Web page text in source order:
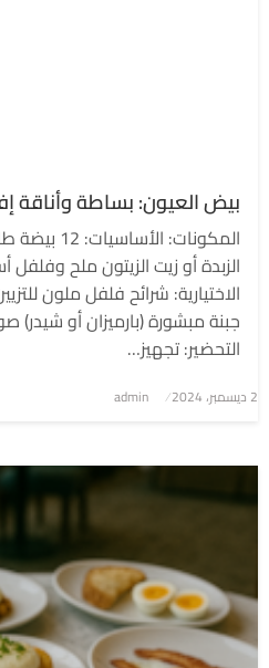
بيض العيون: بساطة وأناقة
الزبدة أو زيت الزيتون ملح
الاختيارية: شرائح فلفل ملون
جبنة مبشورة (بارميزان أو
التحضير: تجهيز…
نُشر
2 ديسمبر، 2024 admin